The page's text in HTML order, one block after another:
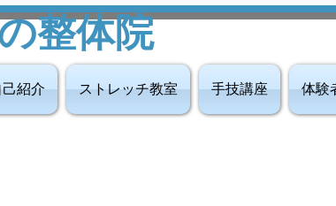
整体院
己紹介 ストレッチ教室 手技講座 体験